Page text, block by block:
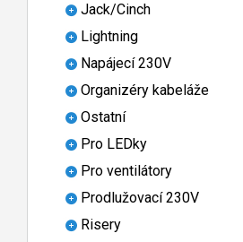
Jack/Cinch
Lightning
Napájecí 230V
Organizéry kabeláže
Ostatní
Pro LEDky
Pro ventilátory
Prodlužovací 230V
Risery